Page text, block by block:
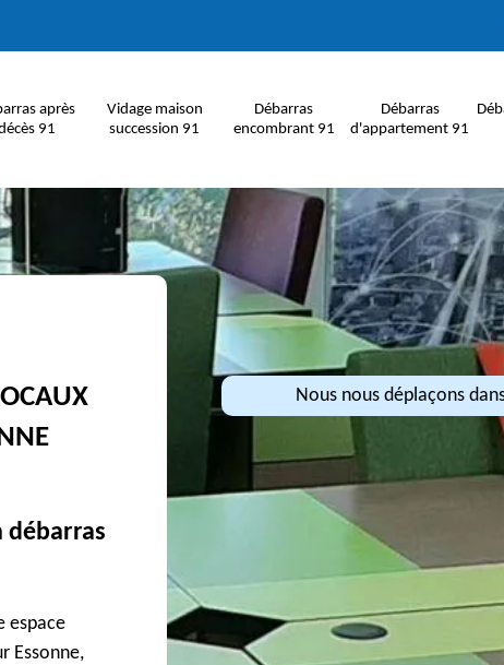
après
91
Vidage maison
succession 91
Débarras
encombrant 91
Débarras
d'appartement 91
débarras
espace
Essonne,
Nous nous déplaçons